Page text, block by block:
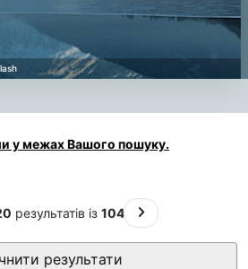
у межах Вашого пошуку.
результатів із 104 На наступну
результати